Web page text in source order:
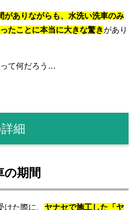
がありながらも、水洗い洗車のみ
たことに本当に大きな驚きがあり
て何だろう…
細
の期間
た際に、 ヤナセで施工した「ヤ